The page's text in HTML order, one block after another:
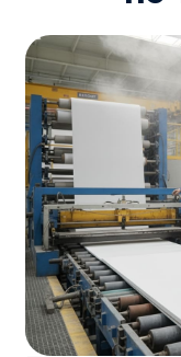
Промышленный
(гипсовый завод)
10 часов